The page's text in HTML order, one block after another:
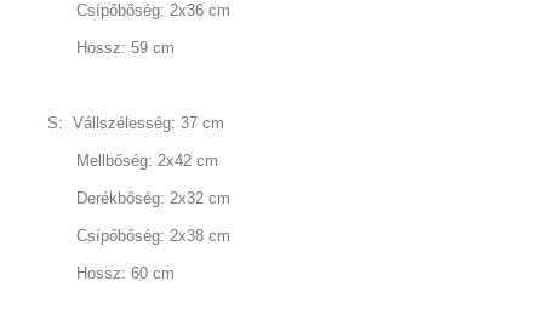
Csípőbőség: 2x36 cm
Hossz: 59 cm
S: Vállszélesség: 37 cm
Mellbőség: 2x42 cm
Derékbőség: 2x32 cm
Csípőbőség: 2x38 cm
Hossz: 60 cm